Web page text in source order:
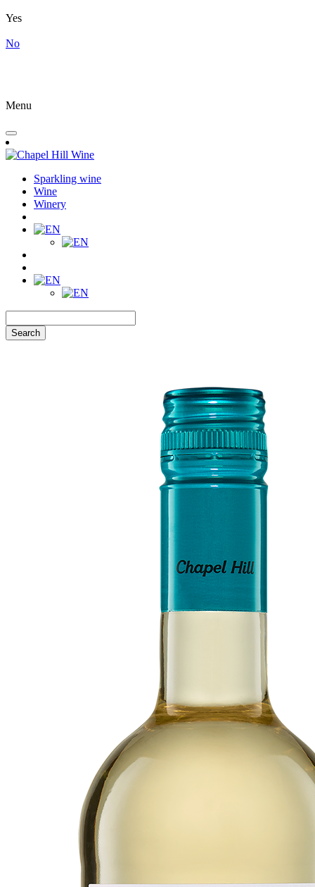
Yes
No
Menu
Sparkling wine
Wine
Winery
Search